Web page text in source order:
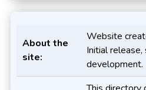
About the
site:
Website
Initial
development.